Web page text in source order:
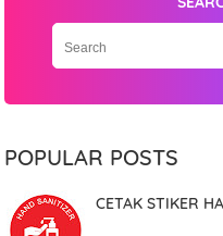
POPULAR POSTS
CETAK STIKER